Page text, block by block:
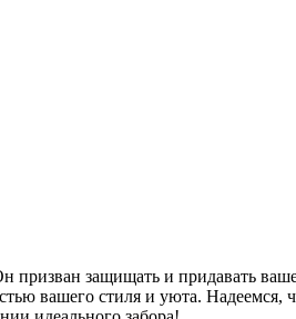
призван защищать и придавать
вашего стиля и уюта.